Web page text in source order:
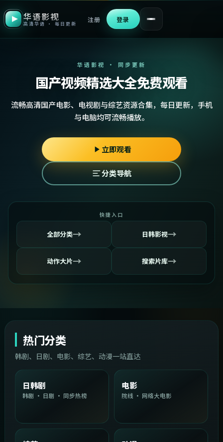
华语影视
高清华语 · 每日更新
注册 登录
华语影视 · 同步更新
国产视频精选大全免费观看
流畅高清国产电影、电视剧与综艺资源合集，每日更新，手机
与电脑均可流畅播放。
立即观看
分类导航
快捷入口
全部分类→ 日韩影视→
动作大片→ 搜索片库→
热门分类
韩剧、日剧、电影、综艺、动漫一站直达
日韩剧
韩剧 · 日剧 · 同步热榜
电影
院线 · 网络大电影